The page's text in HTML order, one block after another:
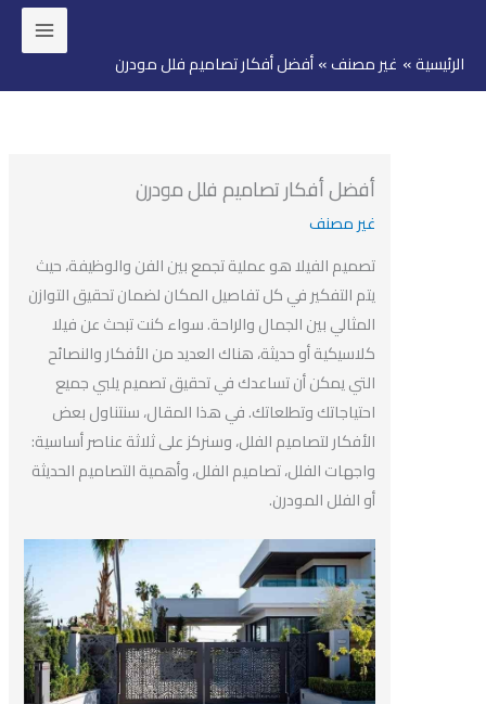
غير مصنف أفضل أفكار تصاميم فلل مودرن
أفضل أفكار تصاميم فلل مودرن
غير مصنف
تصميم الفيلا هو عملية تجمع بين الفن والوظيفة، حيث
يتم التفكير في كل تفاصيل المكان لضمان تحقيق التوازن
المثالي بين الجمال والراحة. سواء كنت تبحث عن فيلا
كلاسيكية أو حديثة، هناك العديد من الأفكار والنصائح
التي يمكن أن تساعدك في تحقيق تصميم يلبي جميع
احتياجاتك وتطلعاتك. في هذا المقال، سنتناول بعض
الأفكار لتصاميم الفلل، وسنركز على ثلاثة عناصر أساسية:
واجهات الفلل، تصاميم الفلل، وأهمية التصاميم الحديثة
أو الفلل المودرن.